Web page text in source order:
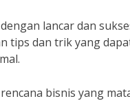
lancar dan
tips dan trik yang
bisnis yang